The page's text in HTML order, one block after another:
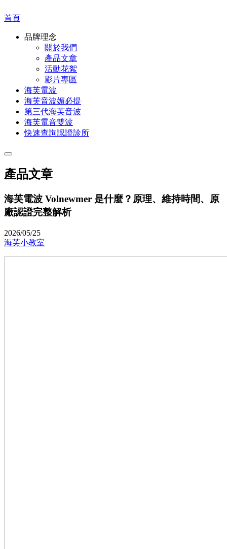
首頁
品牌理念
關於我們
產品文章
活動花絮
影片專區
海芙電波
海芙音波媚必提
第三代海芙音波
海芙電音雙波
快速查詢認證診所
產品文章
海芙電波 Volnewmer 是什麼？原理、維持時間、原
廠認證完整解析
2026/05/25
海芙小教室